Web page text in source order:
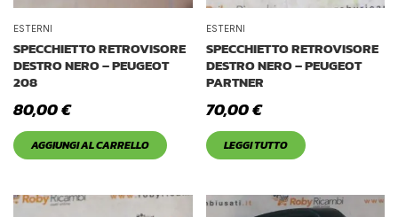
ESTERNI
SPECCHIETTO RETROVISORE
DESTRO NERO – PEUGEOT
208
80,00€
AGGIUNGI AL CARRELLO
ESTERNI
SPECCHIETTO RETROVISORE
DESTRO NERO – PEUGEOT
PARTNER
70,00€
LEGGI TUTTO